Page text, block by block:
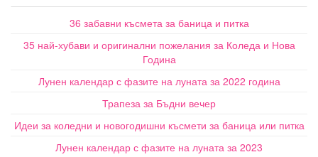
36 забавни късмета за баница и питка
35 най-хубави и оригинални пожелания за Коледа и Нова
Година
Лунен календар с фазите на луната за 2022 година
Трапеза за Бъдни вечер
Идеи за коледни и новогодишни късмети за баница или питка
Лунен календар с фазите на луната за 2023